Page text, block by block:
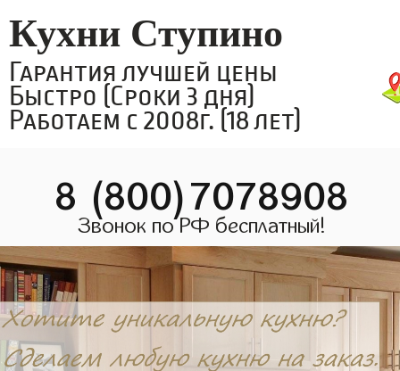
Кухни Ступино
Гарантия лучшей цены
Быстро (Сроки 3 дня)
Работаем с 2008г. (18 лет)
8 (800)7078908
Звонок по РФ бесплатный!